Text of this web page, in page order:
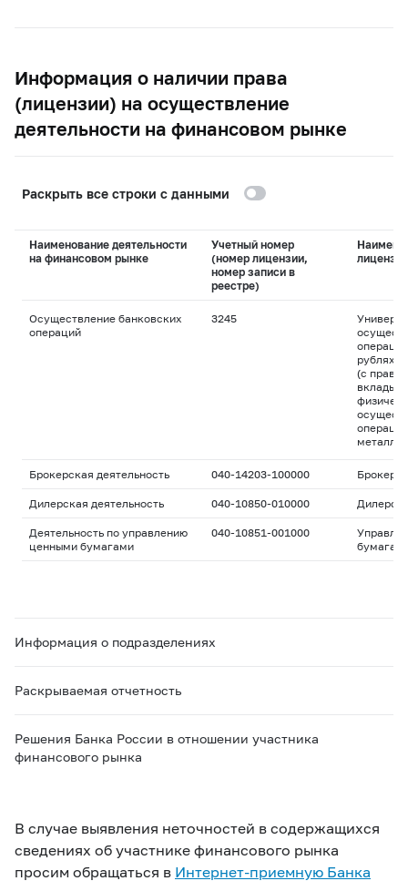
Информация о наличии права
(лицензии) на осуществление
деятельности на финансовом рынке
Раскрыть все строки с данными
Наименование деятельности
на финансовом рынке
Учетный номер
(номер лицензии,
номер записи в
реестре)
лицензии
Осуществление банковских
операций
3245
рублях и
(с
вклады
Брокерская деятельность 040-14203-100000
Дилерская деятельность 040-10850-010000
Деятельность по управлению
ценными бумагами
040-10851-001000
Информация о подразделениях
Раскрываемая отчетность
Решения Банка России в отношении участника
финансового рынка
В случае выявления неточностей в содержащихся
сведениях об участнике финансового рынка
просим обращаться в Интернет-приемную Банка